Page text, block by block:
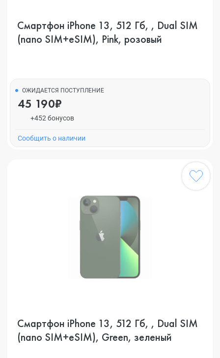
Смартфон iPhone 13, 512 Гб, , Dual SIM
(nano SIM+eSIM), Pink, розовый
ОЖИДАЕТСЯ ПОСТУПЛЕНИЕ
45 190₽
+452 бонусов
Cообщить о наличии
Смартфон iPhone 13, 512 Гб, , Dual SIM
(nano SIM+eSIM), Green, зеленый